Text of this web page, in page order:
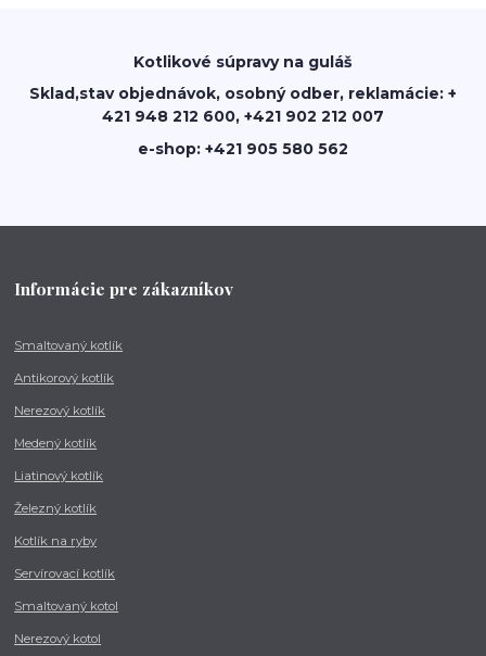
Kotlikové súpravy na guláš
Sklad,stav objednávok, osobný odber, reklamácie: +
421 948 212 600, +421 902 212 007
e-shop: +421 905 580 562
Informácie pre zákazníkov
Smaltovaný kotlík
Antikorový kotlík
Nerezový kotlík
Medený kotlík
Liatinový kotlík
Železný kotlík
Kotlík na ryby
Servírovací kotlík
Smaltovaný kotol
Nerezový kotol